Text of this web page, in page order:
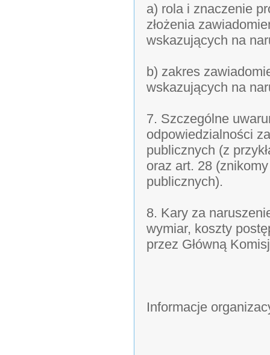
a) rola i znaczenie
złożenia
wskazujących na
b) zakres
wskazujących na
7. Szczególne
odpowiedzialności
publicznych (z
oraz art. 28
publicznych).
8. Kary za
wymiar, koszty
przez Główną
Informacje